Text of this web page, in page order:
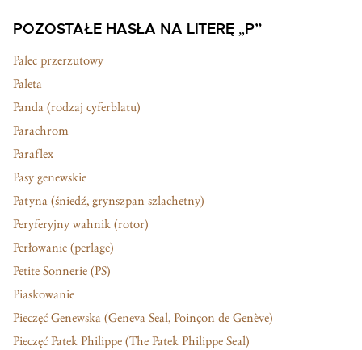
POZOSTAŁE HASŁA NA LITERĘ „P”
Palec przerzutowy
Paleta
Panda (rodzaj cyferblatu)
Parachrom
Paraflex
Pasy genewskie
Patyna (śniedź, grynszpan szlachetny)
Peryferyjny wahnik (rotor)
Perłowanie (perlage)
Petite Sonnerie (PS)
Piaskowanie
Pieczęć Genewska (Geneva Seal, Poinçon de Genève)
Pieczęć Patek Philippe (The Patek Philippe Seal)